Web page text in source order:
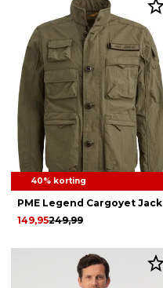
40% korting
PME Legend Cargoyet Jack
249,99
149,95